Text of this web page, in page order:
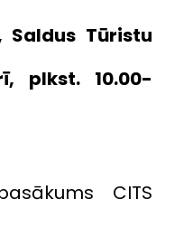
Saldus Tūristu
plkst. 10.00-
CITS